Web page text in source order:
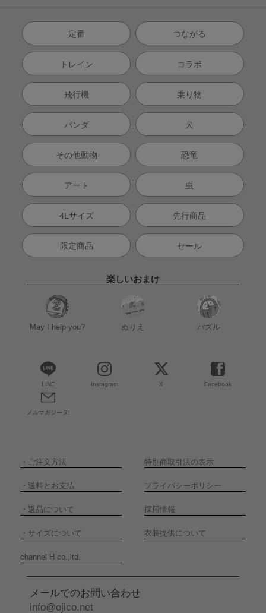
定番 つながる
トレイン コラボ
飛行機 乗り物
パンダ 犬
その他動物 恐竜
アート 虫
4Lサイズ 先行商品
限定商品 セール
楽しいおまけ
May I help you? ぬりえ パズル
LINE Instagram X Facebook
メルマガジーヌ!
・ ご注文方法 特別商取引法の表示
・ 送料とお支払 プライバシーポリシー
・ 返品について 採用情報
・ サイズについて 衣装提供について
channel H co.,ltd.
メールでのお問い合わせ
info@ojico.net